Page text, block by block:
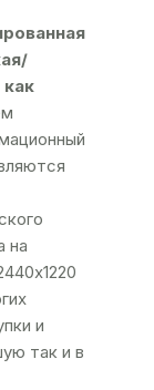
на
и
так и в